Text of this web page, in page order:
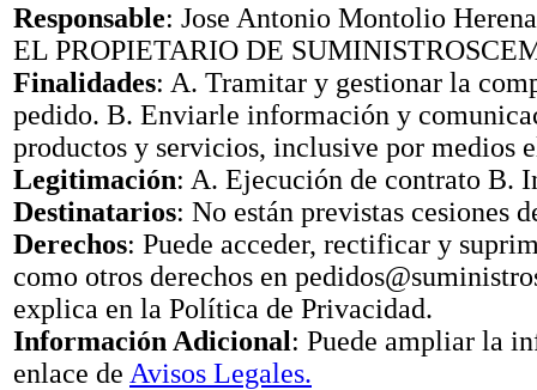
Responsable: Jose Antonio Montolio
EL PROPIETARIO DE
Finalidades: A. Tramitar y gestionar la
pedido. B. Enviarle información y
productos y servicios, inclusive por medios
Legitimación: A. Ejecución de contrato B.
Destinatarios: No están previstas cesiones
Derechos: Puede acceder, rectificar y
como otros derechos en
explica en la Política de Privacidad.
Información Adicional: Puede ampliar la
enlace de Avisos Legales.